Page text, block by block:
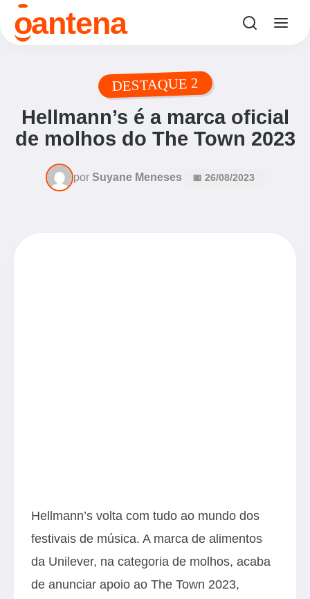
oantena
DESTAQUE 2
Hellmann’s é a marca oficial
de molhos do The Town 2023
por Suyane Meneses 📅 26/08/2023
Hellmann’s volta com tudo ao mundo dos
festivais de música. A marca de alimentos
da Unilever, na categoria de molhos, acaba
de anunciar apoio ao The Town 2023,